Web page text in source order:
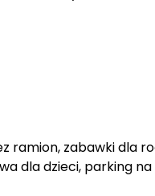
ramion, zabawki dla
dla dzieci, parking